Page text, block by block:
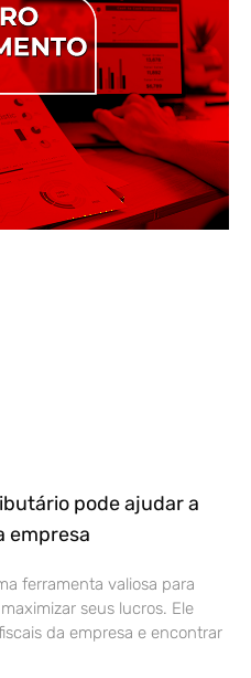
pode ajudar a
empresa
ferramenta valiosa para
seus lucros. Ele
da empresa e encontrar